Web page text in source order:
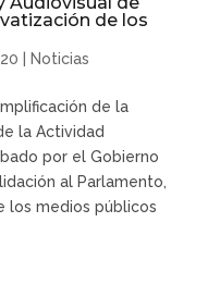
de los
Noticias
de la
la Actividad
por el Gobierno
al Parlamento,
los medios públicos